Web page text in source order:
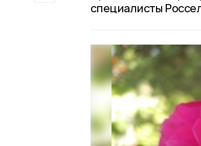
специалисты